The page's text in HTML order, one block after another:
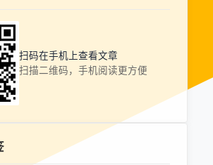
扫码在手机上查看文章
扫描二维码，手机阅读更方便